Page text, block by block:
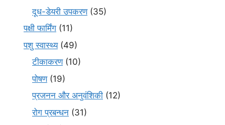
दूध-डेयरी उपकरण(35)
पक्षी फार्मिंग (11)
पशु स्वास्थ्य(49)
टीकाकरण(10)
पोषण(19)
प्रजनन और अनुवंशिकी (12)
रोग प्रबन्धन (31)